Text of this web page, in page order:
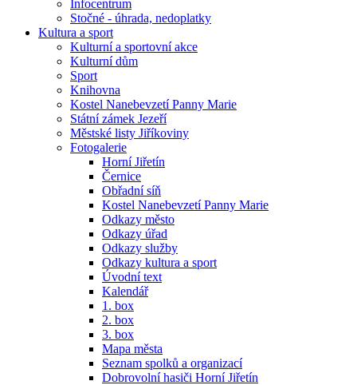
Infocentrum
Stočné - úhrada, nedoplatky
Kultura a sport
Kulturní a sportovní akce
Kulturní dům
Sport
Knihovna
Kostel Nanebevzetí Panny Marie
Státní zámek Jezeří
Městské listy Jiříkoviny
Fotogalerie
Horní Jiřetín
Černice
Obřadní síň
Kostel Nanebevzetí Panny Marie
Odkazy město
Odkazy úřad
Odkazy služby
Odkazy kultura a sport
Úvodní text
Kalendář
1. box
2. box
3. box
Mapa města
Seznam spolků a organizací
Dobrovolní hasiči Horní Jiřetín